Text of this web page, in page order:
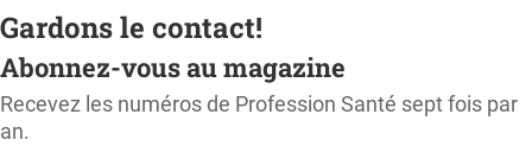
Gardons le contact!
Abonnez-vous au magazine
Recevez les numéros de Profession Santé sept fois par
an.